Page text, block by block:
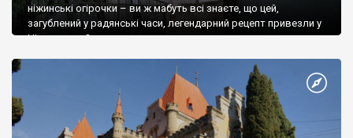
ніжинські огірочки – ви ж мабуть всі знаєте, що цей,
загублений у радянські часи, легендарний рецепт привезли у
Ніжин греки?